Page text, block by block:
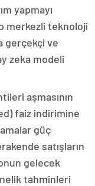
yapmayı
merkezli teknoloji
gerçekçi ve
zeka modeli
aşmasının
faiz indirimine
güç
satışların
gelecek
tahminleri